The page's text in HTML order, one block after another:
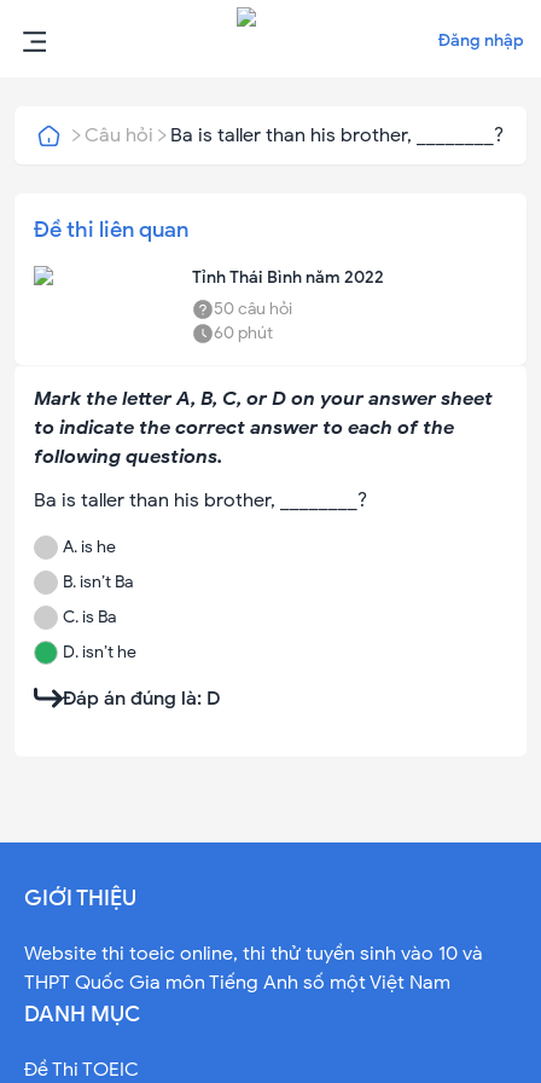
Đăng nhập
Câu hỏi Ba is taller than his brother, ________?
Mark the letter A, B, C, or D on your answer sheet
to indicate the correct answer to each of the
following questions.
Ba is taller than his brother, ________?
A.is he
B.isn’t Ba
C.is Ba
D.isn’t he
Đáp án đúng là: D
Đề thi liên quan
Tỉnh Thái Bình năm 2022
50câu hỏi
60phút
GIỚI THIỆU
Website thi toeic online, thi thử tuyền sinh vào 10 và
THPT Quốc Gia môn Tiếng Anh số một Việt Nam
DANH MỤC
Đề Thi TOEIC